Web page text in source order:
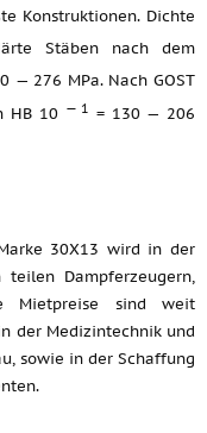
Konstruktionen. Dichte
Stäben nach dem
— 276 MPa. Nach GOST
HB 10 — 1
= 130 — 206
30Х13 wird in der
Dampferzeugern,
Mietpreise sind weit
der Medizintechnik und
sowie in der Schaffung